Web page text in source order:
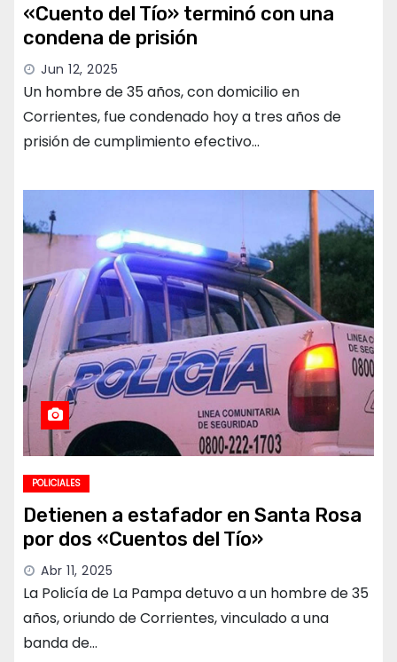
«Cuento del Tío» terminó con una
condena de prisión
Jun 12, 2025
Un hombre de 35 años, con domicilio en
Corrientes, fue condenado hoy a tres años de
prisión de cumplimiento efectivo…
POLICIALES
Detienen a estafador en Santa Rosa
por dos «Cuentos del Tío»
Abr 11, 2025
La Policía de La Pampa detuvo a un hombre de 35
años, oriundo de Corrientes, vinculado a una
banda de…